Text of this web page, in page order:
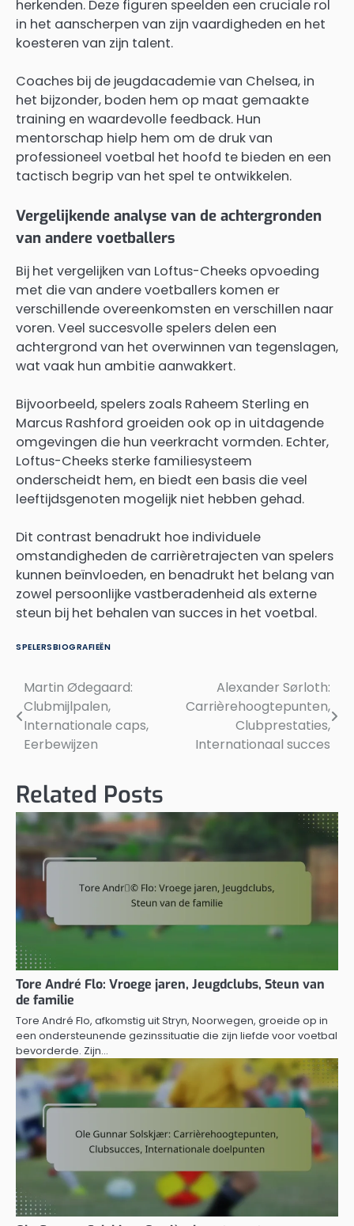
herkenden. Deze figuren speelden een cruciale rol
in het aanscherpen van zijn vaardigheden en het
koesteren van zijn talent.
Coaches bij de jeugdacademie van Chelsea, in
het bijzonder, boden hem op maat gemaakte
training en waardevolle feedback. Hun
mentorschap hielp hem om de druk van
professioneel voetbal het hoofd te bieden en een
tactisch begrip van het spel te ontwikkelen.
Vergelijkende analyse van de achtergronden
van andere voetballers
Bij het vergelijken van Loftus-Cheeks opvoeding
met die van andere voetballers komen er
verschillende overeenkomsten en verschillen naar
voren. Veel succesvolle spelers delen een
achtergrond van het overwinnen van tegenslagen,
wat vaak hun ambitie aanwakkert.
Bijvoorbeeld, spelers zoals Raheem Sterling en
Marcus Rashford groeiden ook op in uitdagende
omgevingen die hun veerkracht vormden. Echter,
Loftus-Cheeks sterke familiesysteem
onderscheidt hem, en biedt een basis die veel
leeftijdsgenoten mogelijk niet hebben gehad.
Dit contrast benadrukt hoe individuele
omstandigheden de carrièretrajecten van spelers
kunnen beïnvloeden, en benadrukt het belang van
zowel persoonlijke vastberadenheid als externe
steun bij het behalen van succes in het voetbal.
SPELERSBIOGRAFIEËN
Post
navigation
Martin Ødegaard:
Clubmijlpalen,
Internationale caps,
Eerbewijzen
Alexander Sørloth:
Carrièrehoogtepunten,
Clubprestaties,
Internationaal succes
Related Posts
Tore André Flo: Vroege jaren, Jeugdclubs, Steun van
de familie
Tore André Flo, afkomstig uit Stryn, Noorwegen, groeide op in
een ondersteunende gezinssituatie die zijn liefde voor voetbal
bevorderde. Zijn…